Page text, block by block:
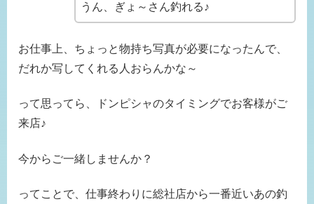
うん、ぎょ～さん釣れる♪
お仕事上、ちょっと物持ち写真が必要になったんで、
だれか写してくれる人おらんかな～
って思ってら、ドンピシャのタイミングでお客様がご
来店♪
今からご一緒しませんか？
ってことで、仕事終わりに総社店から一番近いあの釣